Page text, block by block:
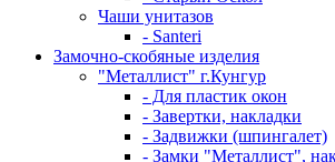
Чаши унитазов
- Santeri
Замочно-скобяные изделия
"Металлист" г.Кунгур
- Для пластик окон
- Завертки, накладки
- Задвижки (шпингалет)
- Замки "Металлист",